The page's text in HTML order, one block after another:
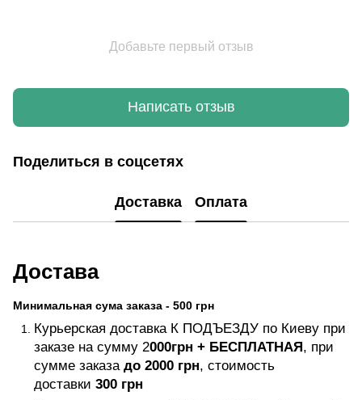
Добавьте первый отзыв
Написать отзыв
Поделиться в соцсетях
Доставка Оплата
Достава
Минимальная сума заказа - 500 грн
Курьерская доставка К ПОДЪЕЗДУ по Киеву при
заказе на сумму 2000грн + БЕСПЛАТНАЯ, при
сумме заказа до 2000 грн, стоимость
доставки 300 грн